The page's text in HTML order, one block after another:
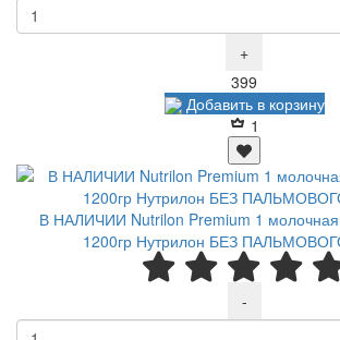
+
399
Добавить в корзину
1
В НАЛИЧИИ Nutrilon Premium 1
1200гр Нутрилон БЕЗ
-